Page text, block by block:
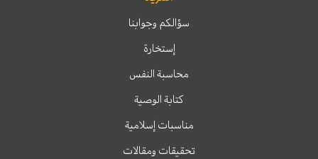
سؤالكم وجوابنا
إستخارة
محاسبة النفس
كتابة الوصية
مناسبات إسلامية
تحقيقات ومقالات